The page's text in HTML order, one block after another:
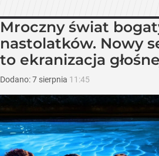
Mroczny świat
nastolatków. Nowy
to ekranizacja
Dodano:7 sierpnia 11:45